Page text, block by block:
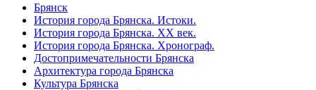
Брянск
История города Брянска. Истоки.
История города Брянска. XX век.
История города Брянска. Хронограф.
Достопримечательности Брянска
Архитектура города Брянска
Культура Брянска